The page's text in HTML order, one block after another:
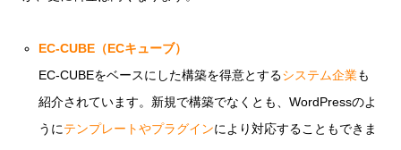
EC-CUBE（ECキューブ）
EC-CUBEをベースにした構築を得意とするシステム企業も
紹介されています。新規で構築でなくとも、WordPressのよ
うにテンプレートやプラグインにより対応することもできま